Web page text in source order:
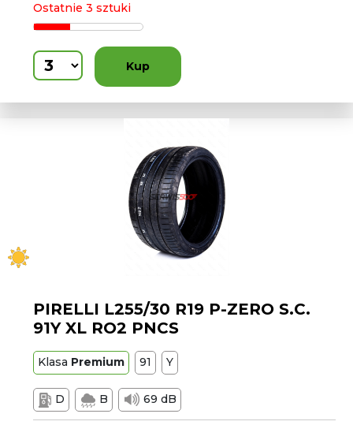
Ostatnie 3 sztuki
Kup
PIRELLI L255/30 R19 P-ZERO S.C.
91Y XL RO2 PNCS
Klasa Premium 91 Y
D B 69 dB